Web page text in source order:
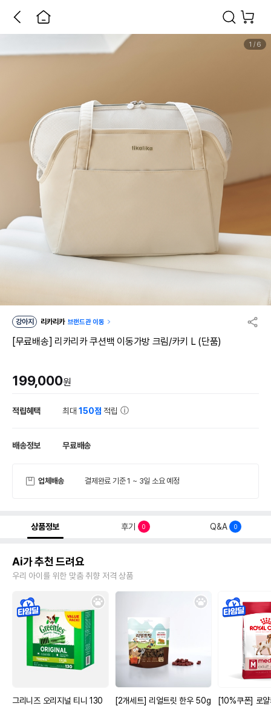
1 / 6
강아지 리카리카 브랜드관 이동
[무료배송] 리카리카 쿠션백 이동가방 크림/카키 L (단품)
199,000원
적립혜택 최대150점 적립
배송정보 무료배송
업체배송 결제완료 기준 1 ~ 3일 소요 예정
상품정보 후기 0 Q&A 0
Ai가 추천 드려요
우리 아이를 위한 맞춤 취향 저격 상품
그리니즈 오리지널 티니 130
[2개세트] 리얼트릿 한우 50g
[10%쿠폰] 로